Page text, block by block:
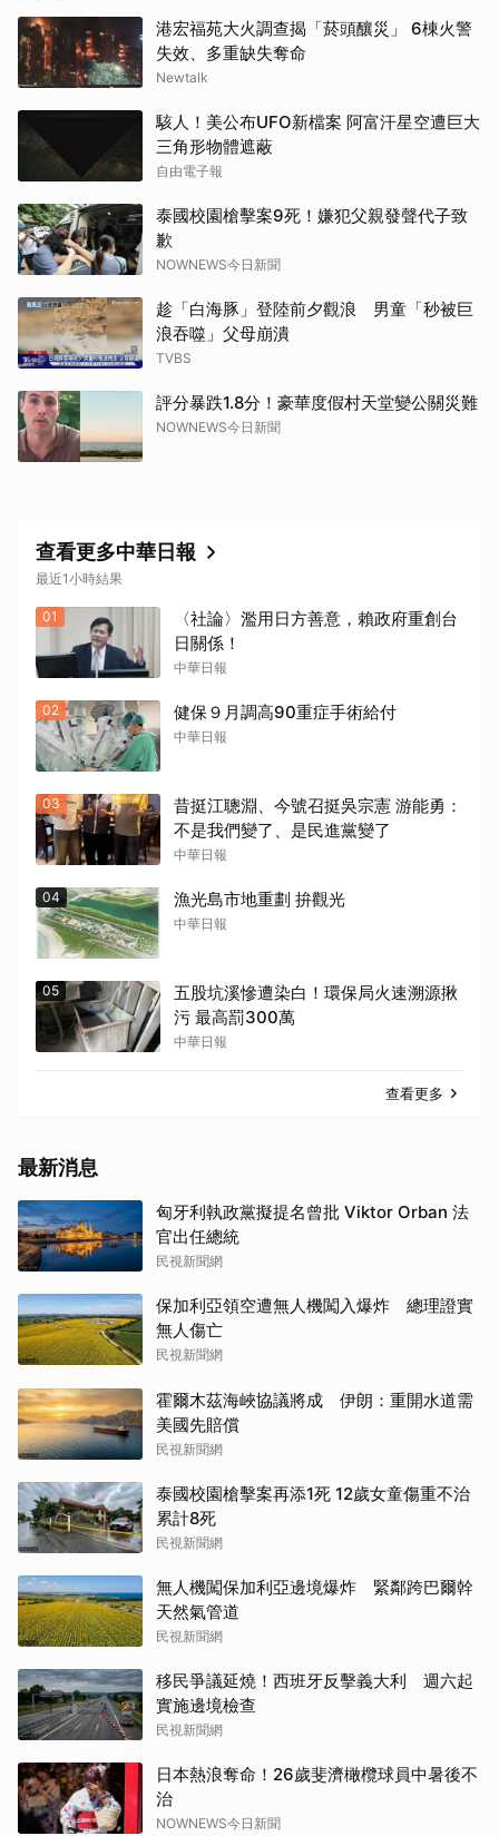
港宏福苑大火調查揭「菸頭釀災」 6棟火警
失效、多重缺失奪命
Newtalk
駭人！美公布UFO新檔案 阿富汗星空遭巨大
三角形物體遮蔽
自由電子報
泰國校園槍擊案9死！嫌犯父親發聲代子致
歉
NOWNEWS今日新聞
趁「白海豚」登陸前夕觀浪 男童「秒被巨
浪吞噬」父母崩潰
TVBS
評分暴跌1.8分！豪華度假村天堂變公關災難
NOWNEWS今日新聞
查看更多中華日報
最近1小時結果
01
〈社論〉濫用日方善意，賴政府重創台
日關係！
中華日報
02 健保９月調高90重症手術給付
中華日報
03
昔挺江聰淵、今號召挺吳宗憲 游能勇：
不是我們變了、是民進黨變了
中華日報
04 漁光島市地重劃 拚觀光
中華日報
05
五股坑溪慘遭染白！環保局火速溯源揪
污 最高罰300萬
中華日報
查看更多
最新消息
匈牙利執政黨擬提名曾批 Viktor Orban 法
官出任總統
民視新聞網
保加利亞領空遭無人機闖入爆炸 總理證實
無人傷亡
民視新聞網
霍爾木茲海峽協議將成 伊朗：重開水道需
美國先賠償
民視新聞網
泰國校園槍擊案再添1死 12歲女童傷重不治
累計8死
民視新聞網
無人機闖保加利亞邊境爆炸 緊鄰跨巴爾幹
天然氣管道
民視新聞網
移民爭議延燒！西班牙反擊義大利 週六起
實施邊境檢查
民視新聞網
日本熱浪奪命！26歲斐濟橄欖球員中暑後不
治
NOWNEWS今日新聞